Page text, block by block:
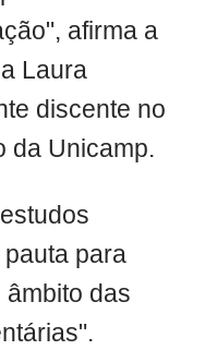
afirma a
Laura
discente no
da Unicamp.
para
das